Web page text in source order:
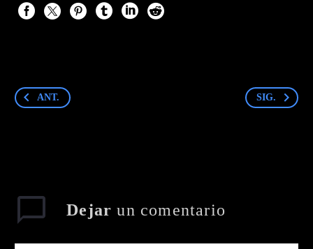
ANT. SIG.
Dejarun comentario